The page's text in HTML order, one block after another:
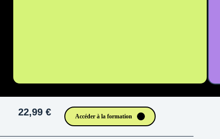
22,99 € Accéder à la formation